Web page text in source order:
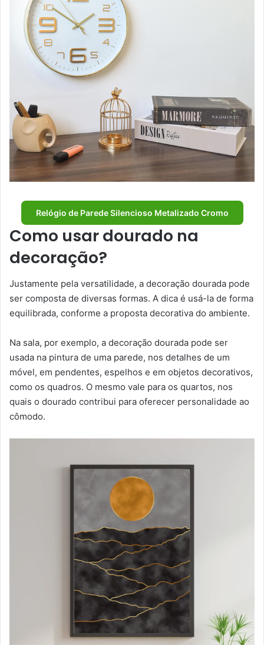
Relógio de Parede Silencioso Metalizado Cromo
Como usar dourado na
decoração?
Justamente pela versatilidade, a decoração dourada pode
ser composta de diversas formas. A dica é usá-la de forma
equilibrada, conforme a proposta decorativa do ambiente.
Na sala, por exemplo, a decoração dourada pode ser
usada na pintura de uma parede, nos detalhes de um
móvel, em pendentes, espelhos e em objetos decorativos,
como os quadros. O mesmo vale para os quartos, nos
quais o dourado contribui para oferecer personalidade ao
cômodo.